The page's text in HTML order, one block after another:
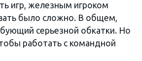
игр, железным игроком
было сложно. В общем,
серьезной обкатки. Но
работать с командной